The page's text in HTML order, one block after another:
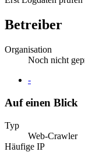
Betreiber
Organisation
Noch nicht
Website
-
Auf einen Blick
Typ
Web-Crawler
Häufige IP